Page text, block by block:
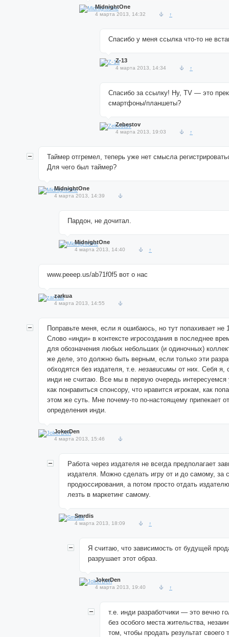
MidnightOne
4 марта 2013, 14:32 ↑
Спасибо у меня ссылка что-то не
Z-13
4 марта 2013, 14:34 ↑
Спасибо за ссылку! Ну, TV — это
смартфоны/планшеты?
Zebestov
4 марта 2013, 19:03 ↑
Таймер отгремел, теперь уже нет смысла
Для чего был таймер?
MidnightOne
4 марта 2013, 14:39
Пардон, не дочитал.
MidnightOne
4 марта 2013, 14:40 ↑
www.peeep.us/ab71f0f5 вот о нас
zarkua
4 марта 2013, 14:55
Поправьте меня, если я ошибаюсь, но тут попахивает не
Слово «инди» в контексте игросоздания в последнее
для обозначения любых небольших (и одиночных)
же деле, это должно быть верным, если только эти
обходятся без издателя, т.е. независимы от них. Себя я,
инди не считаю. Все мы в первую очередь
как понравиться спонсору, что нравится игрокам, как
этом же суть. Мне почему-то по-настоящему припекает
определения инди.
JokerDen
4 марта 2013, 15:46
Работа через издателя не всегда предполагает
издателя. Можно сделать игру от и до самому, за
продюссирования, а потом просто отдать
лезть в маркетинг самому.
Smrdis
4 марта 2013, 18:09 ↑
Я считаю, что зависимость от будущей
разрушает этот образ.
JokerDen
4 марта 2013, 19:40 ↑
т.е. инди разработчики — это вечно
без особого места жительства,
том, чтобы продать результат своего